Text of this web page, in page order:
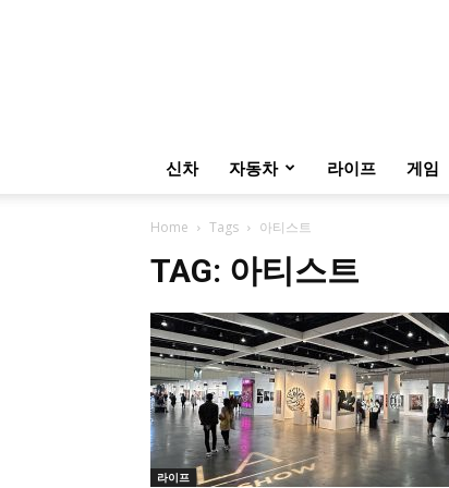
신차 자동차 라이프 게임
Home Tags 아티스트
TAG: 아티스트
라이프